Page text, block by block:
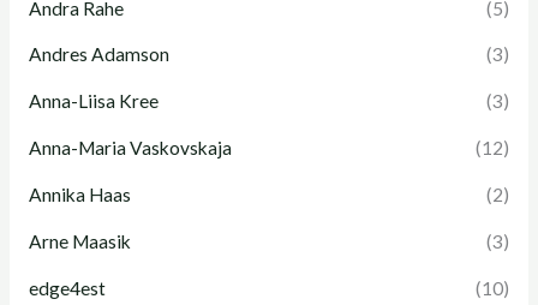
Andra Rahe (5)
Andres Adamson (3)
Anna-Liisa Kree (3)
Anna-Maria Vaskovskaja (12)
Annika Haas (2)
Arne Maasik (3)
edge4est (10)